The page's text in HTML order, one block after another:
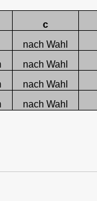
c
nach Wahl
nach Wahl
nach Wahl
nach Wahl